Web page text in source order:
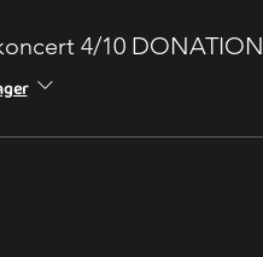
4/10 DONATION